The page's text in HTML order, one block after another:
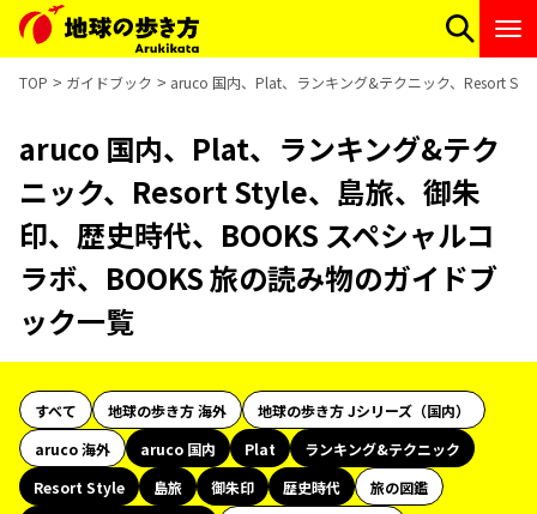
TOP ガイドブック aruco 国内、Plat、ランキング&テクニック、Resort
aruco 国内、Plat、ランキング&テク
ニック、Resort Style、島旅、御朱
印、歴史時代、BOOKS スペシャルコ
ラボ、BOOKS 旅の読み物のガイドブ
ック一覧
すべて 地球の歩き方 海外
地球の歩き方 Jシリーズ（国内）
aruco 海外
aruco 国内 Plat
ランキング&テクニック
Resort Style
島旅 御朱印 歴史時代
旅の図鑑